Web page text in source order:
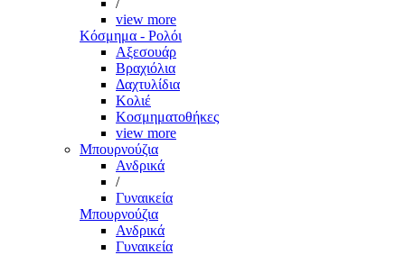
/
view more
Κόσμημα - Ρολόι
Αξεσουάρ
Βραχιόλια
Δαχτυλίδια
Κολιέ
Κοσμηματοθήκες
view more
Μπουρνούζια
Ανδρικά
/
Γυναικεία
Μπουρνούζια
Ανδρικά
Γυναικεία